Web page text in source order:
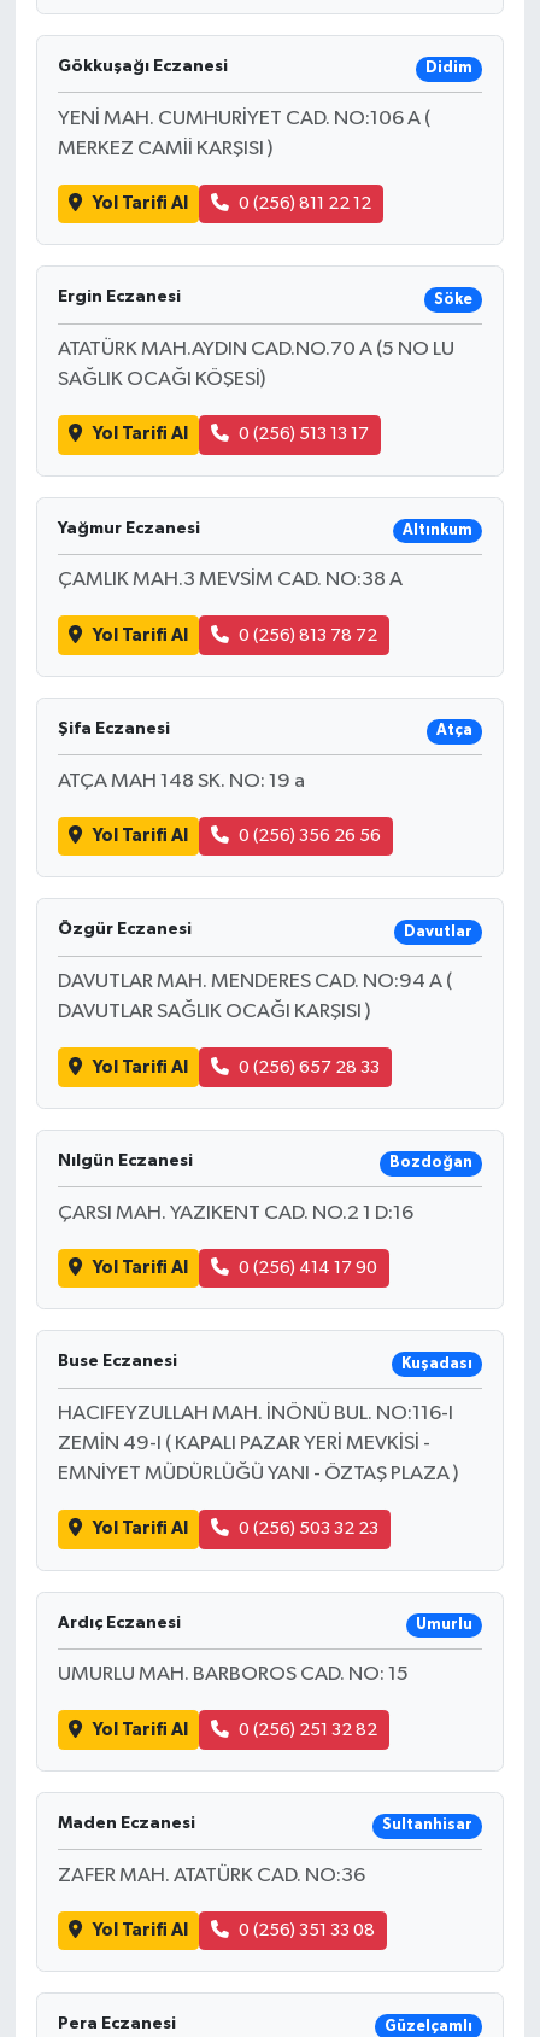
Gökkuşağı Eczanesi Didim
YENİ MAH. CUMHURİYET CAD. NO:106 A (
MERKEZ CAMİİ KARŞISI )
Yol Tarifi Al 0 (256) 811 22 12
Ergin Eczanesi Söke
ATATÜRK MAH.AYDIN CAD.NO.70 A (5 NO LU
SAĞLIK OCAĞI KÖŞESİ)
Yol Tarifi Al 0 (256) 513 13 17
Yağmur Eczanesi Altınkum
ÇAMLIK MAH.3 MEVSİM CAD. NO:38 A
Yol Tarifi Al 0 (256) 813 78 72
Şifa Eczanesi Atça
ATÇA MAH 148 SK. NO: 19 a
Yol Tarifi Al 0 (256) 356 26 56
Özgür Eczanesi Davutlar
DAVUTLAR MAH. MENDERES CAD. NO:94 A (
DAVUTLAR SAĞLIK OCAĞI KARŞISI )
Yol Tarifi Al 0 (256) 657 28 33
Nılgün Eczanesi Bozdoğan
ÇARSI MAH. YAZIKENT CAD. NO.2 1 D:16
Yol Tarifi Al 0 (256) 414 17 90
Buse Eczanesi Kuşadası
HACIFEYZULLAH MAH. İNÖNÜ BUL. NO:116-I
ZEMİN 49-I ( KAPALI PAZAR YERİ MEVKİSİ -
EMNİYET MÜDÜRLÜĞÜ YANI - ÖZTAŞ PLAZA )
Yol Tarifi Al 0 (256) 503 32 23
Ardıç Eczanesi Umurlu
UMURLU MAH. BARBOROS CAD. NO: 15
Yol Tarifi Al 0 (256) 251 32 82
Maden Eczanesi Sultanhisar
ZAFER MAH. ATATÜRK CAD. NO:36
Yol Tarifi Al 0 (256) 351 33 08
Pera Eczanesi Güzelçamlı